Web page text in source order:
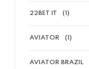
22BET IT (1)
AVIATOR (1)
AVIATOR BRAZIL